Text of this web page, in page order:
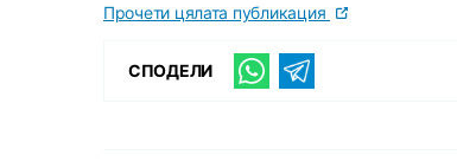
Прочети цялата публикация
СПОДЕЛИ